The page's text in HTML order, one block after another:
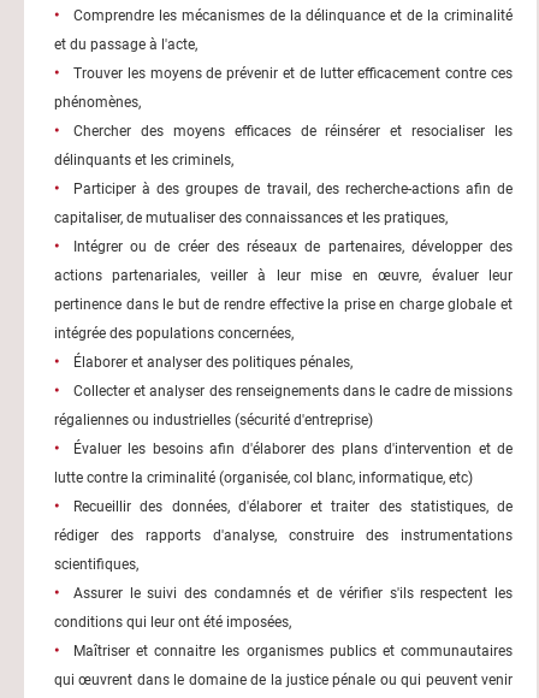
Comprendre les mécanismes de la délinquance et de la criminalité
et du passage à l'acte,
Trouver les moyens de prévenir et de lutter efficacement contre ces
phénomènes,
Chercher des moyens efficaces de réinsérer et resocialiser les
délinquants et les criminels,
Participer à des groupes de travail, des recherche-actions afin de
capitaliser, de mutualiser des connaissances et les pratiques,
Intégrer ou de créer des réseaux de partenaires, développer des
actions partenariales, veiller à leur mise en œuvre, évaluer leur
pertinence dans le but de rendre effective la prise en charge globale et
intégrée des populations concernées,
Élaborer et analyser des politiques pénales,
Collecter et analyser des renseignements dans le cadre de missions
régaliennes ou industrielles (sécurité d'entreprise)
Évaluer les besoins afin d'élaborer des plans d'intervention et de
lutte contre la criminalité (organisée, col blanc, informatique, etc)
Recueillir des données, d'élaborer et traiter des statistiques, de
rédiger des rapports d'analyse, construire des instrumentations
scientifiques,
Assurer le suivi des condamnés et de vérifier s'ils respectent les
conditions qui leur ont été imposées,
Maîtriser et connaitre les organismes publics et communautaires
qui œuvrent dans le domaine de la justice pénale ou qui peuvent venir